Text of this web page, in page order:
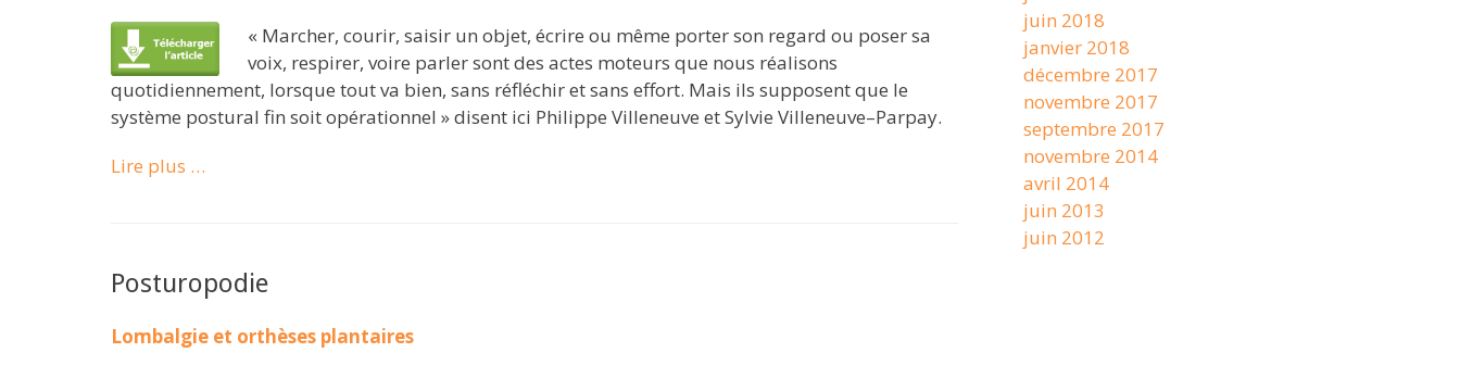
« Marcher, courir, saisir un objet, écrire ou même porter son regard ou poser sa
voix, respirer, voire parler sont des actes moteurs que nous réalisons
quotidiennement, lorsque tout va bien, sans réfléchir et sans effort. Mais ils supposent que le
système postural fin soit opérationnel » disent ici Philippe Villeneuve et Sylvie Villeneuve–Parpay.
Lire plus …
Posturopodie
Lombalgie et orthèses plantaires
juin 2018
janvier 2018
décembre 2017
novembre 2017
septembre 2017
novembre 2014
avril 2014
juin 2013
juin 2012